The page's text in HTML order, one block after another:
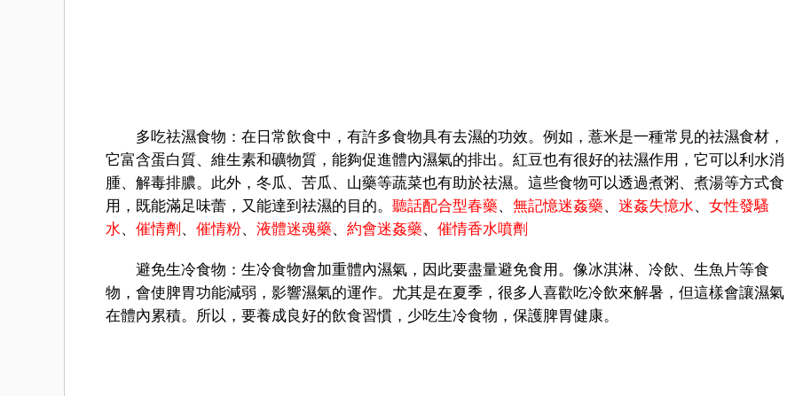
多吃祛濕食物：在日常飲食中，有許多食物具有去濕的功效。例如，薏米是一種常見的祛濕食材，
它富含蛋白質、維生素和礦物質，能夠促進體內濕氣的排出。紅豆也有很好的祛濕作用，它可以利水消
腫、解毒排膿。此外，冬瓜、苦瓜、山藥等蔬菜也有助於祛濕。這些食物可以透過煮粥、煮湯等方式食
用，既能滿足味蕾，又能達到祛濕的目的。 聽話配合型春藥、 無記憶迷姦藥、 迷姦失憶水、 女性發騷
水、 催情劑 、 催情粉、 液體迷魂藥、 約會迷姦藥、 催情香水噴劑
避免生冷食物：生冷食物會加重體內濕氣，因此要盡量避免食用。像冰淇淋、冷飲、生魚片等食
物，會使脾胃功能減弱，影響濕氣的運作。尤其是在夏季，很多人喜歡吃冷飲來解暑，但這樣會讓濕氣
在體內累積。所以，要養成良好的飲食習慣，少吃生冷食物，保護脾胃健康。